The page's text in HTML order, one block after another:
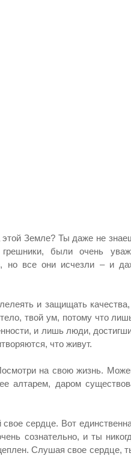
Земле? Ты даже не
были очень
но все они исчезли – и
и защищать
твой ум, потому что
и лишь люди,
что живут.
на свою жизнь.
алтарем, даром
сердце. Вот
сознательно, и ты
Слушая свое сердце,